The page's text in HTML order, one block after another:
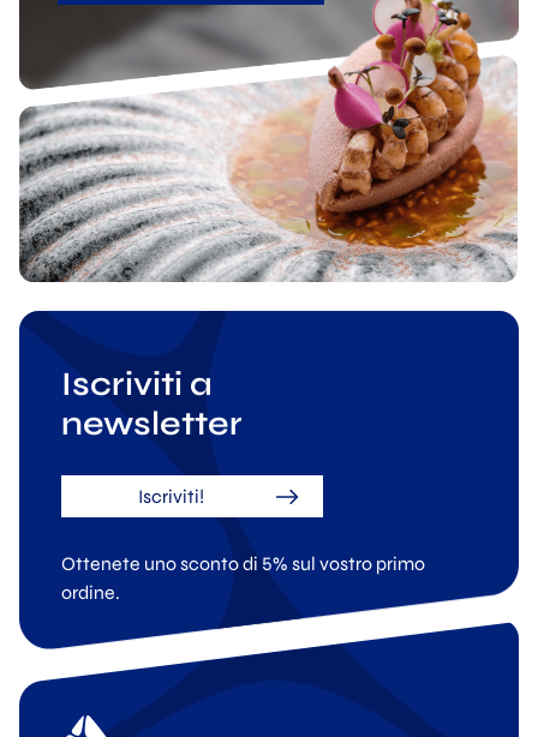
Iscriviti a
newsletter
Iscriviti!
Ottenete uno sconto di 5% sul vostro primo
ordine.